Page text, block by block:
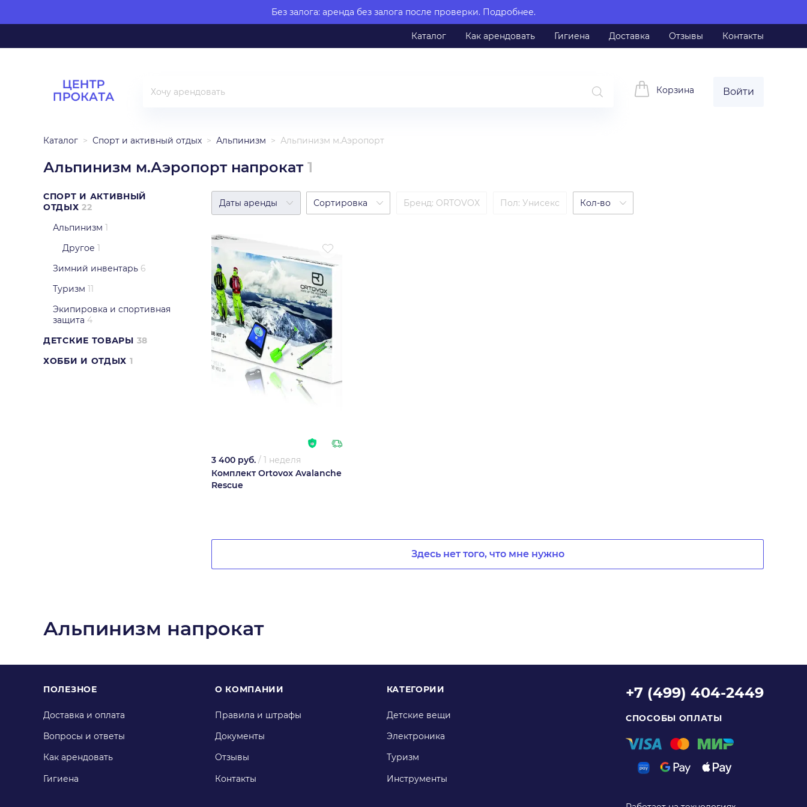
Без залога: аренда без залога после проверки. Подробнее.
Каталог Как арендовать Гигиена Доставка Отзывы Контакты
Корзина Войти
Каталог Спорт и активный отдых Альпинизм Альпинизм м.Аэропорт
Альпинизм м.Аэропорт напрокат 1
СПОРТ И АКТИВНЫЙ
ОТДЫХ 22
Альпинизм 1
Другое 1
Зимний инвентарь 6
Туризм 11
Экипировка и спортивная
защита 4
ДЕТСКИЕ ТОВАРЫ 38
ХОББИ И ОТДЫХ 1
Даты аренды Сортировка Бренд: ORTOVOX Пол: Унисекс Кол-во
3 400 руб. / 1 неделя
Комплект Ortovox Avalanche
Rescue
Здесь нет того, что мне нужно
Альпинизм напрокат
ПОЛЕЗНОЕ
Доставка и оплата
Вопросы и ответы
Как арендовать
Гигиена
О КОМПАНИИ
Правила и штрафы
Документы
Отзывы
Контакты
КАТЕГОРИИ
Детские вещи
Электроника
Туризм
Инструменты
+7 (499) 404-2449
СПОСОБЫ ОПЛАТЫ